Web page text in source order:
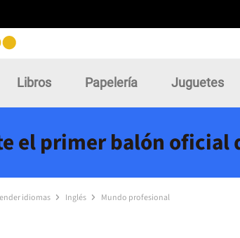
Libros Papelería Juguetes
el primer balón oficial
idiomas Inglés Mundo profesional